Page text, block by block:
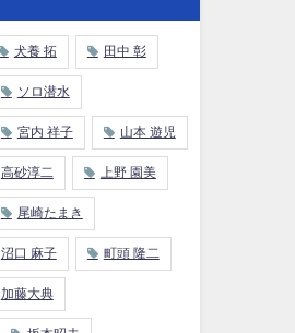
犬養 拓 田中 彰
ソロ潜水
宮内 祥子 山本 遊児
高砂淳二 上野 園美
尾崎たまき
沼口 麻子 町頭 隆二
加藤大典